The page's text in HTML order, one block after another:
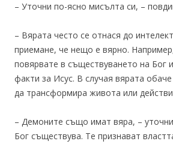
– Уточни по-ясно мисълта си, –
– Вярата често се отнася до
приемане, че нещо е вярно.
повярвате в съществуването на Бог
факти за Исус. В случая вярата
да трансформира живота или
– Демоните също имат вяра, –
Бог съществува. Те признават